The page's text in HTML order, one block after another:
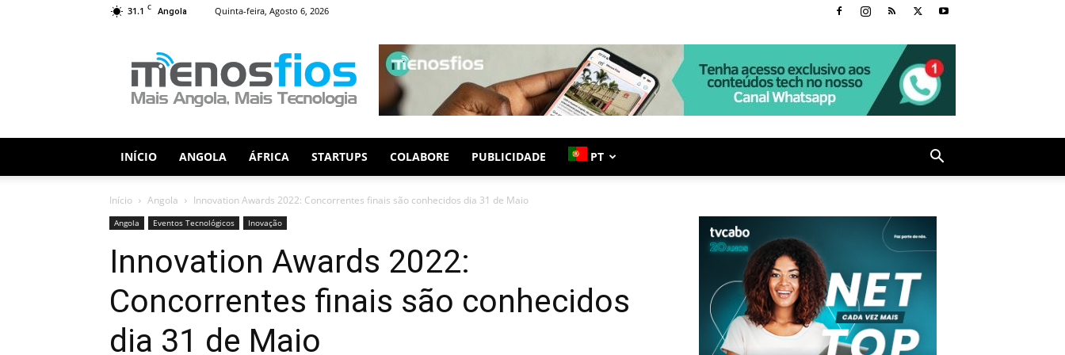
31.1 C Angola Quinta-feira, Agosto 6, 2026
Fios
INÍCIO ANGOLA ÁFRICA STARTUPS COLABORE PUBLICIDADE PT
Início Angola Innovation Awards 2022: Concorrentes finais são conhecidos dia 31 de Maio
Angola Eventos Tecnológicos Inovação
Innovation Awards 2022:
Concorrentes finais são conhecidos
dia 31 de Maio